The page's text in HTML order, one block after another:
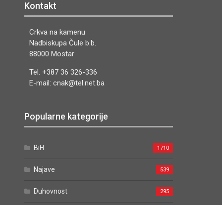
Kontakt
Crkva na kamenu
Nadbiskupa Čule b.b.
88000 Mostar
Tel. +387 36 326-336
E-mail: cnak@tel.net.ba
Popularne kategorije
BiH 1710
Najave 539
Duhovnost 295